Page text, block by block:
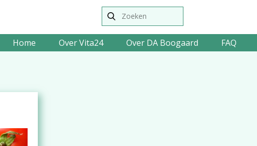
Home Over Vita24 Over DA Boogaard FAQ